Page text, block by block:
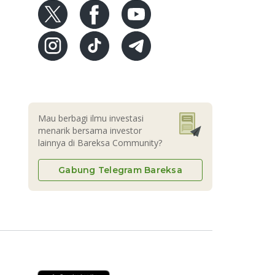
Mau berbagi ilmu investasi
menarik bersama investor
lainnya di Bareksa Community?
Gabung Telegram Bareksa